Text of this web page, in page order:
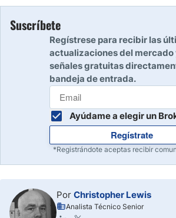
Suscríbete
Regístrese para recibir las
actualizaciones del mercado
señales gratuitas
bandeja de entrada.
Ayúdame a elegir un
Regístrate
*Registrándote aceptas recibir
Por Christopher Lewis
Analista Técnico Senior